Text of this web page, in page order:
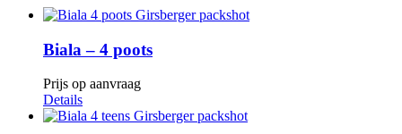
Biala – 4 poots
Prijs op aanvraag
Details